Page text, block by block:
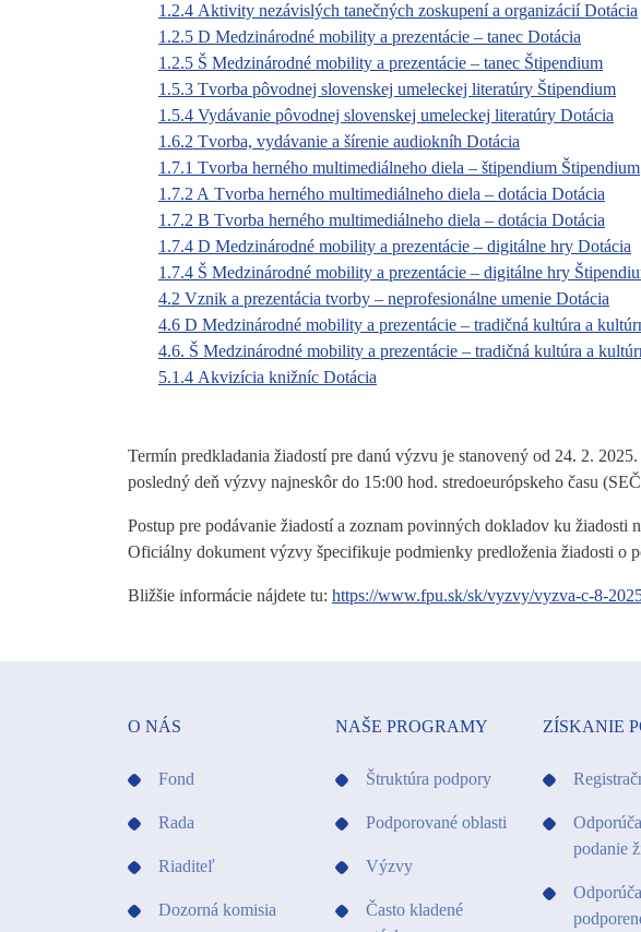
1.2.4 Aktivity nezávislých tanečných zoskupení a organizácií Dotácia
1.2.5 D Medzinárodné mobility a prezentácie – tanec Dotácia
1.2.5 Š Medzinárodné mobility a prezentácie – tanec Štipendium
1.5.3 Tvorba pôvodnej slovenskej umeleckej literatúry Štipendium
1.5.4 Vydávanie pôvodnej slovenskej umeleckej literatúry Dotácia
1.6.2 Tvorba, vydávanie a šírenie audiokníh Dotácia
1.7.1 Tvorba herného multimediálneho diela – štipendium Štipendium
1.7.2 A Tvorba herného multimediálneho diela – dotácia Dotácia
1.7.2 B Tvorba herného multimediálneho diela – dotácia Dotácia
1.7.4 D Medzinárodné mobility a prezentácie – digitálne hry Dotácia
1.7.4 Š Medzinárodné mobility a prezentácie – digitálne hry
4.2 Vznik a prezentácia tvorby – neprofesionálne umenie Dotácia
4.6 D Medzinárodné mobility a prezentácie – tradičná kultúra a
4.6. Š Medzinárodné mobility a prezentácie – tradičná kultúra a
5.1.4 Akvizícia knižníc Dotácia
Termín predkladania žiadostí pre danú výzvu je stanovený od 24. 2.
posledný deň výzvy najneskôr do 15:00 hod. stredoeurópskeho času
Postup pre podávanie žiadostí a zoznam povinných dokladov ku žiadosti
Oficiálny dokument výzvy špecifikuje podmienky predloženia žiadosti o
Bližšie informácie nájdete tu: https://www.fpu.sk/sk/vyzvy/vyzva-c-8-
O NÁS
Fond
Rada
Riaditeľ
Dozorná komisia
NAŠE PROGRAMY
Štruktúra podpory
Podporované oblasti
Výzvy
Často kladené
ZÍSKANIE
podanie